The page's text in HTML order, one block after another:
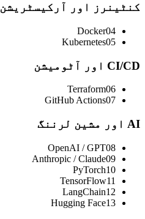
کنٹینرز اور آرکیسٹریشن
Docker04
Kubernetes05
CI/CD اور آٹومیشن
Terraform06
GitHub Actions07
AI اور مشین لرننگ
OpenAI / GPT08
Anthropic / Claude09
PyTorch10
TensorFlow11
LangChain12
Hugging Face13